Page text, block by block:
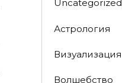
Uncategorized
Астрология
Визуализация
Волшебство